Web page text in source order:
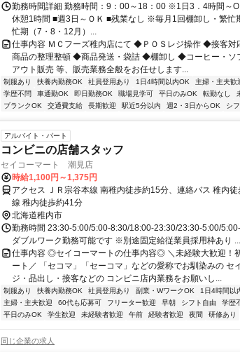
勤務時間詳細 勤務時間：9：00～18：00 ※1日3．4時間～
休憩1時間 ■週3日～ＯＫ ■残業なし ※毎月1回棚卸し・繁
忙期（7・8・12月）...
仕事内容 ＭＣフーズ稚内店にて ◆ＰＯＳレジ操作 ◆接客
商品の整理整頓 ◆商品発送・袋詰 ◆棚卸し ◆コーヒー・ソ
アウト販売 等、販売業務全般をお任せします...
制服あり 扶養内勤務OK 社員登用あり 1日4時間以内OK 主婦・主夫歓
学歴不問
車通勤OK 即日勤務OK 職場見学可 平日のみOK 転勤なし
ブランクOK
交通費支給 長期歓迎 駅近5分以内 週2・3日からOK シ
アルバイト・パート
コンビニの店舗スタッフ
セイコーマート 潮見店
時給1,100円～1,375円
アクセス ＪＲ宗谷本線 南稚内徒歩約15分、連絡バス 稚内
線 稚内徒歩約41分
北海道稚内市
勤務時間 23:30-5:00/5:00-8:30/18:00-23:30/23:30-5:00/
ダブルワーク勤務可能です ※別途固定給従業員採用枠あり ...
仕事内容 ◎セイコーマートの仕事内容◎ ＼未経験大歓迎！
ート／ 「セコマ」「セーコマ」などの愛称でお馴染みの セ
ジ・品出し・接客などの コンビニ店内業務をお願いし...
制服あり 扶養内勤務OK 社員登用あり 副業・WワークOK 1日4時間以
主婦・主夫歓迎
60代も応募可 フリーター歓迎 早朝 シフト自由 学歴
平日のみOK
学生歓迎 未経験者歓迎 午前 経験者歓迎 夜間 研修あり
同じ企業の求人